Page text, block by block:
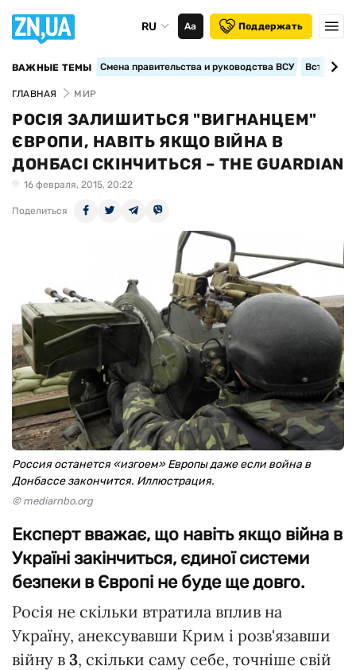
RU Аа Поддержать
ВАЖНЫЕ ТЕМЫ Смена правительства и руководства ВСУ
ГЛАВНАЯ МИР
РОСІЯ ЗАЛИШИТЬСЯ "ВИГНАНЦЕМ"
ЄВРОПИ, НАВІТЬ ЯКЩО ВІЙНА В
ДОНБАСІ СКІНЧИТЬСЯ – THE GUARDIAN
16 февраля, 2015, 20:22
Поделиться
Россия останется «изгоем» Европы даже если война в
Донбассе закончится. Иллюстрация.
© mediarnbo.org
Експерт вважає, що навіть якщо війна в
Україні закінчиться, єдиної системи
безпеки в Європі не буде ще довго.
Росія не скільки втратила вплив на
Україну, анексувавши Крим і розв'язавши
війну в 3, скільки саму себе, точніше свій